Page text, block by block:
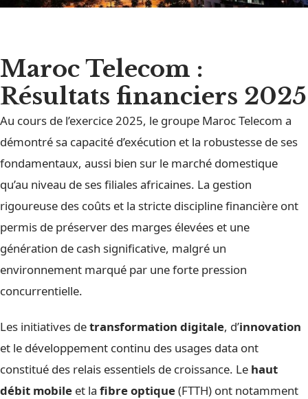
Maroc Telecom :
Résultats financiers 2025
Au cours de l’exercice 2025, le groupe Maroc Telecom a
démontré sa capacité d’exécution et la robustesse de ses
fondamentaux, aussi bien sur le marché domestique
qu’au niveau de ses filiales africaines. La gestion
rigoureuse des coûts et la stricte discipline financière ont
permis de préserver des marges élevées et une
génération de cash significative, malgré un
environnement marqué par une forte pression
concurrentielle.
Les initiatives detransformation digitale, d’innovation
et le développement continu des usages data ont
constitué des relais essentiels de croissance. Le haut
débit mobile et la fibre optique(FTTH) ont notamment